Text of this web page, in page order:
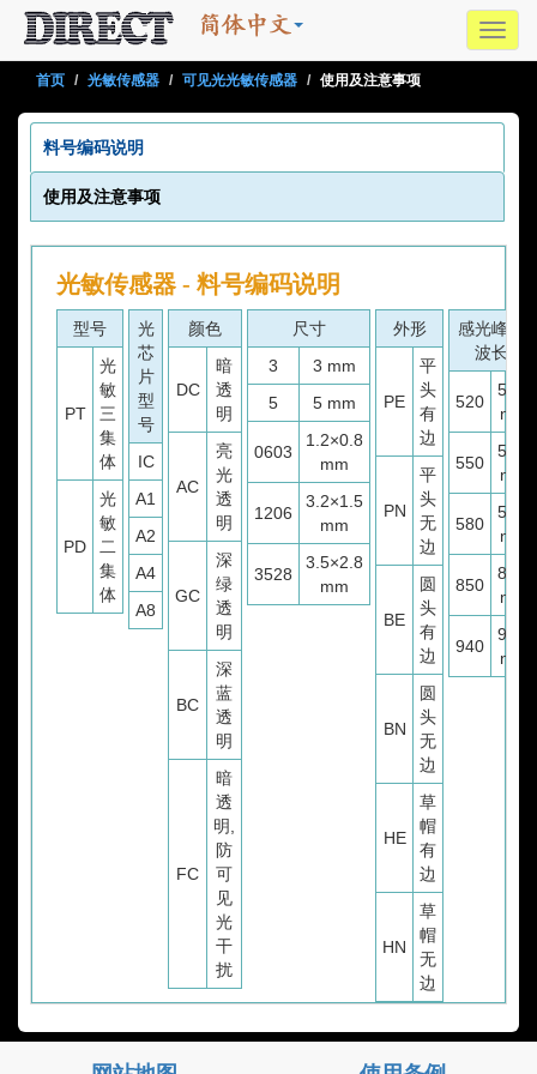
首页 光敏传感器 可见光光敏传感器 使用及注意事项
料号编码说明
使用及注意事项
光敏传感器 - 料号编码说明
型号
PT
光
敏
三
集
体
PD
光
敏
二
集
体
光
芯
片
型
号
IC
A1
A2
A4
A8
颜色
DC
暗
透
明
AC
亮
光
透
明
GC
深
绿
透
明
BC
深
蓝
透
明
FC
暗
透
明,
防
可
见
光
干
扰
尺寸
3
3 mm
5
5 mm
0603
1.2×0.8
mm
1206
3.2×1.5
mm
3528
3.5×2.8
mm
外形
PE
平
头
有
边
PN
平
头
无
边
BE
圆
头
有
边
BN
圆
头
无
边
HE
草
帽
有
边
HN
草
帽
无
边
感光峰值
波长
520
520
nm
550
550
nm
580
580
nm
850
850
nm
940
940
nm